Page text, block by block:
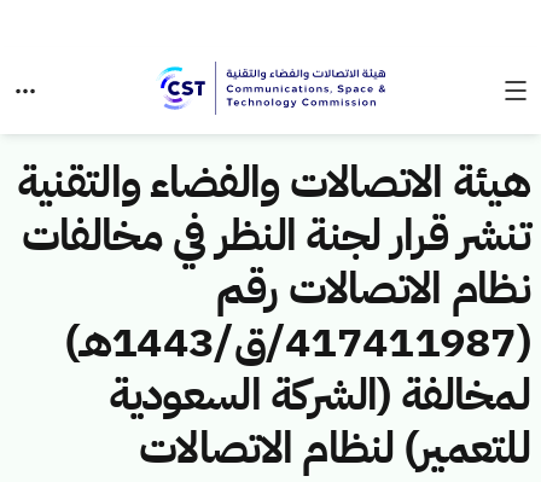
هيئة الاتصالات والفضاء والتقنية
تنشر قرار لجنة النظر في مخالفات
نظام الاتصالات رقم
(417411987/ق/1443هـ)
لمخالفة (الشركة السعودية
للتعمير) لنظام الاتصالات